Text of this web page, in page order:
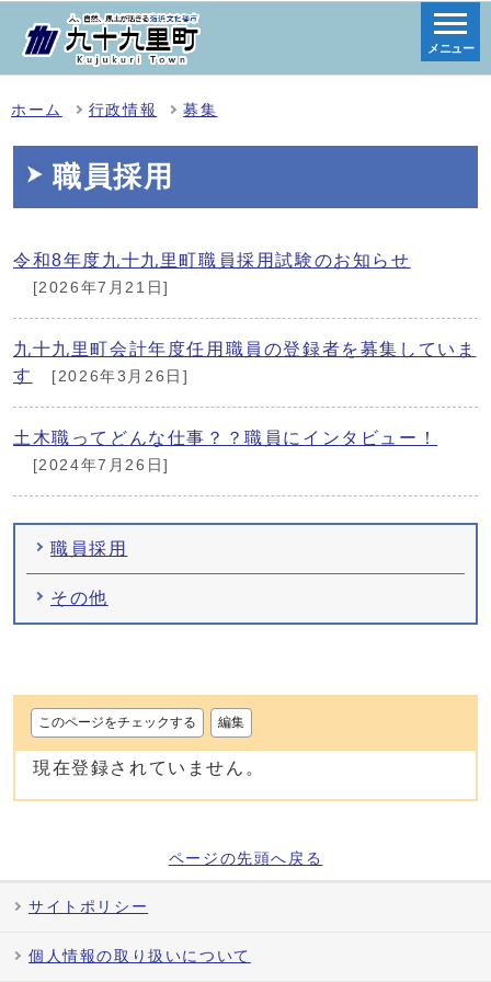
メニュー
ホーム 行政情報 募集
職員採用
令和8年度九十九里町職員採用試験のお知らせ
[2026年7月21日]
九十九里町会計年度任用職員の登録者を募集していま
す
[2026年3月26日]
土木職ってどんな仕事？？職員にインタビュー！
[2024年7月26日]
職員採用
その他
このページをチェックする 編集
現在登録されていません。
ページの先頭へ戻る
サイトポリシー
個人情報の取り扱いについて